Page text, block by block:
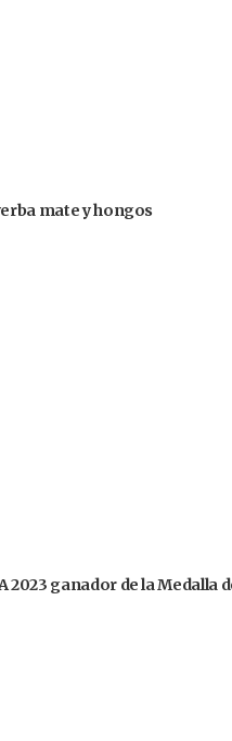
mate y hongos
2023 ganador de la Medalla